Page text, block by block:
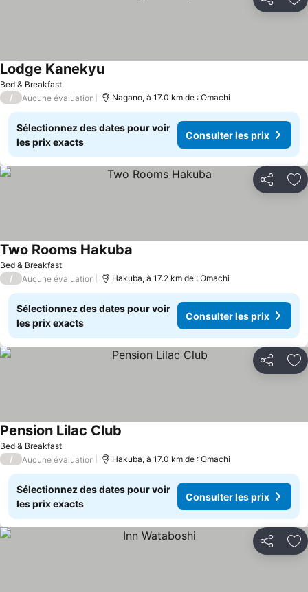
Partager
Bed & Breakfast
Lodge Kanekyu
/ Aucune évaluation Nagano, à 17.0 km de : Omachi
Sélectionnez des dates pour voir
les prix exacts
Consulter les prix
Partager
Bed & Breakfast
Two Rooms Hakuba
/ Aucune évaluation Hakuba, à 17.2 km de : Omachi
Sélectionnez des dates pour voir
les prix exacts
Consulter les prix
Partager
Bed & Breakfast
Pension Lilac Club
/ Aucune évaluation Hakuba, à 17.0 km de : Omachi
Sélectionnez des dates pour voir
les prix exacts
Consulter les prix
Partager